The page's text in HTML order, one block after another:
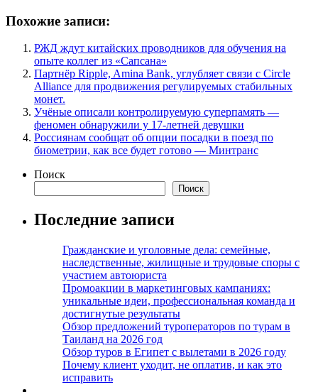
Похожие записи:
РЖД ждут китайских проводников для обучения на
опыте коллег из «Сапсана»
Партнёр Ripple, Amina Bank, углубляет связи с Circle
Alliance для продвижения регулируемых стабильных
монет.
Учёные описали контролируемую суперпамять —
феномен обнаружили у 17-летней девушки
Россиянам сообщат об опции посадки в поезд по
биометрии, как все будет готово — Минтранс
Поиск
Поиск
Последние записи
Гражданские и уголовные дела: семейные,
наследственные, жилищные и трудовые споры с
участием автоюриста
Промоакции в маркетинговых кампаниях:
уникальные идеи, профессиональная команда и
достигнутые результаты
Обзор предложений туроператоров по турам в
Таиланд на 2026 год
Обзор туров в Египет с вылетами в 2026 году
Почему клиент уходит, не оплатив, и как это
исправить